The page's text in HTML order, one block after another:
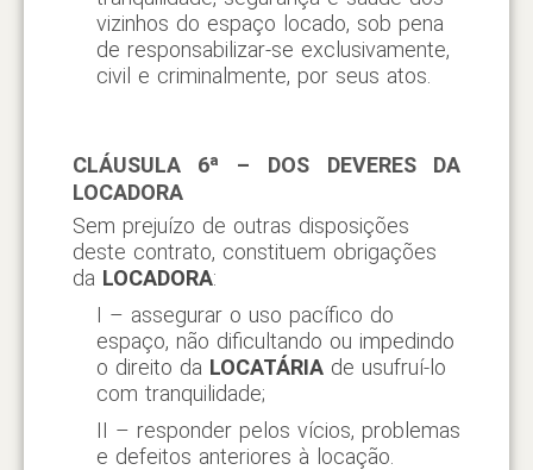
vizinhos do espaço locado, sob pena
de responsabilizar-se exclusivamente,
civil e criminalmente, por seus atos.
CLÁUSULA 6ª – DOS DEVERES DA
LOCADORA
Sem prejuízo de outras disposições
deste contrato, constituem obrigações
da LOCADORA:
I – assegurar o uso pacífico do
espaço, não dificultando ou impedindo
o direito da LOCATÁRIAde usufruí-lo
com tranquilidade;
II – responder pelos vícios, problemas
e defeitos anteriores à locação.